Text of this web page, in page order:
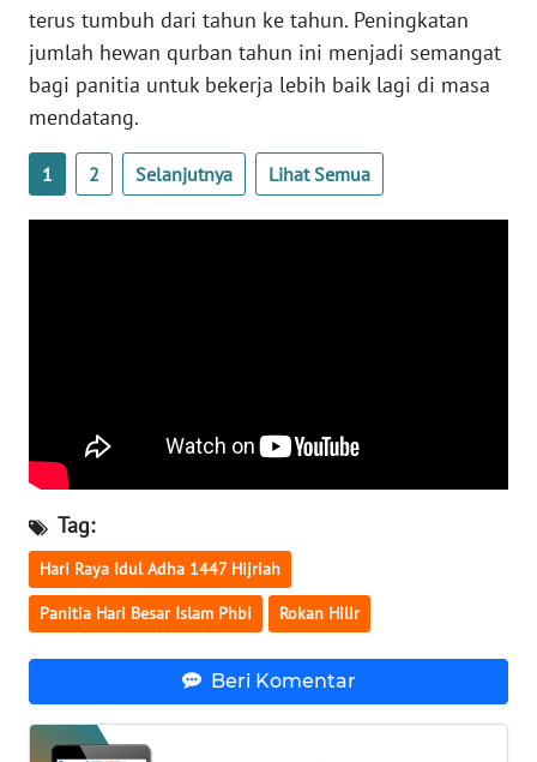
terus tumbuh dari tahun ke tahun. Peningkatan
jumlah hewan qurban tahun ini menjadi semangat
bagi panitia untuk bekerja lebih baik lagi di masa
mendatang.
1 2 Selanjutnya Lihat Semua
Tag:
Hari Raya Idul Adha 1447 Hijriah
Panitia Hari Besar Islam Phbi Rokan Hilir
Beri Komentar
WN
LAMPUNG
WN
JATENG
WN
NUSANTARA
WN
BALI
WN
KALBAR
WN
KALTENG
WN
KALTARA